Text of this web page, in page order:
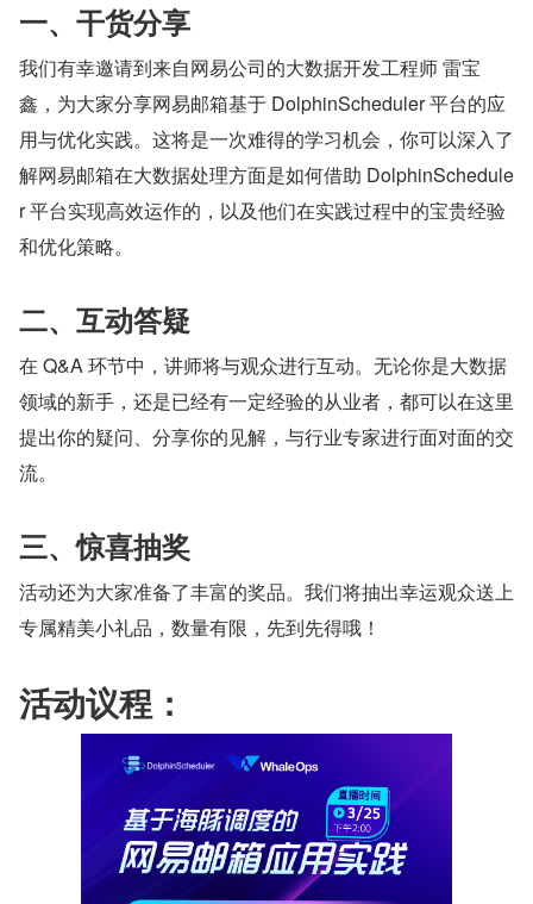
一、干货分享
我们有幸邀请到来自网易公司的大数据开发工程师 雷宝
鑫，为大家分享网易邮箱基于 DolphinScheduler 平台的应
用与优化实践。这将是一次难得的学习机会，你可以深入了
解网易邮箱在大数据处理方面是如何借助 DolphinSchedule
r 平台实现高效运作的，以及他们在实践过程中的宝贵经验
和优化策略。
二、互动答疑
在 Q&A 环节中，讲师将与观众进行互动。无论你是大数据
领域的新手，还是已经有一定经验的从业者，都可以在这里
提出你的疑问、分享你的见解，与行业专家进行面对面的交
流。
三、惊喜抽奖
活动还为大家准备了丰富的奖品。我们将抽出幸运观众送上
专属精美小礼品，数量有限，先到先得哦！
活动议程：